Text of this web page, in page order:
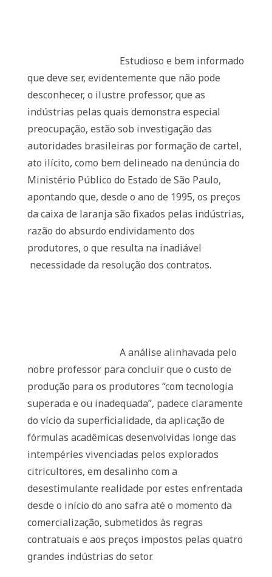
Estudioso e bem informado
que deve ser, evidentemente que não pode
desconhecer, o ilustre professor, que as
indústrias pelas quais demonstra especial
preocupação, estão sob investigação das
autoridades brasileiras por formação de cartel,
ato ilícito, como bem delineado na denúncia do
Ministério Público do Estado de São Paulo,
apontando que, desde o ano de 1995, os preços
da caixa de laranja são fixados pelas indústrias,
razão do absurdo endividamento dos
produtores, o que resulta na inadiável
necessidade da resolução dos contratos.
A análise alinhavada pelo
nobre professor para concluir que o custo de
produção para os produtores “com tecnologia
superada e ou inadequada”, padece claramente
do vício da superficialidade, da aplicação de
fórmulas acadêmicas desenvolvidas longe das
intempéries vivenciadas pelos explorados
citricultores, em desalinho com a
desestimulante realidade por estes enfrentada
desde o início do ano safra até o momento da
comercialização, submetidos às regras
contratuais e aos preços impostos pelas quatro
grandes indústrias do setor.